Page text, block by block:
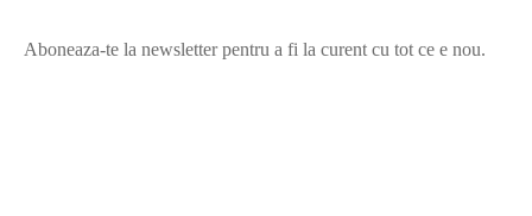
Aboneaza-te la newsletter pentru a fi la curent cu tot ce e nou.